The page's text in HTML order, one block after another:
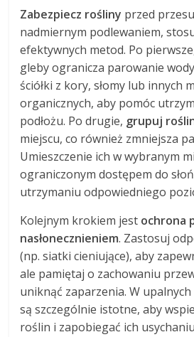
Zabezpiecz rośliny przed
nadmiernym podlewaniem,
efektywnych metod. Po
gleby ogranicza parowanie
ściółki z kory, słomy lub innych
organicznych, aby pomóc
podłożu. Po drugie, grupuj
miejscu, co również zmniejsza
Umieszczenie ich w wybranym
ograniczonym dostępem do
utrzymaniu odpowiedniego
Kolejnym krokiem jest ochrona
nasłonecznieniem. Zastosuj
(np. siatki cieniujące), aby
ale pamiętaj o zachowaniu
uniknąć zaparzenia. W upalnych
są szczególnie istotne, aby
roślin i zapobiegać ich